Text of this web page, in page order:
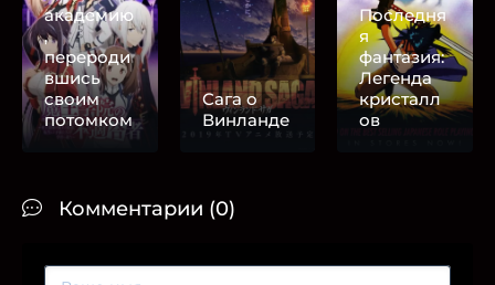
академию
,
перероди
вшись
своим
потомком
Сага о
Винланде
Последня
я
фантазия:
Легенда
кристалл
ов
Комментарии (0)